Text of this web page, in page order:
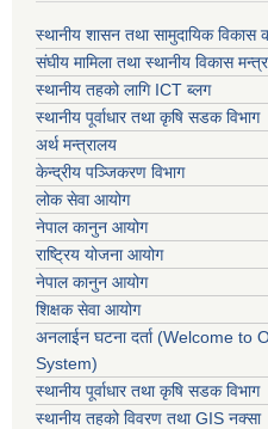
स्थानीय शासन तथा सामुदायिक विकास
संघीय मामिला तथा स्थानीय विकास
स्थानीय तहको लागि ICT ब्लग
स्थानीय पूर्वाधार तथा कृषि सडक विभाग
अर्थ मन्त्रालय
केन्द्रीय पञ्जिकरण विभाग
लोक सेवा आयोग
नेपाल कानुन आयोग
राष्ट्रिय योजना आयोग
नेपाल कानुन आयोग
शिक्षक सेवा आयोग
अनलाईन घटना दर्ता (Welcome
System)
स्थानीय पूर्वाधार तथा कृषि सडक विभाग
स्थानीय तहको विवरण तथा GIS नक्सा